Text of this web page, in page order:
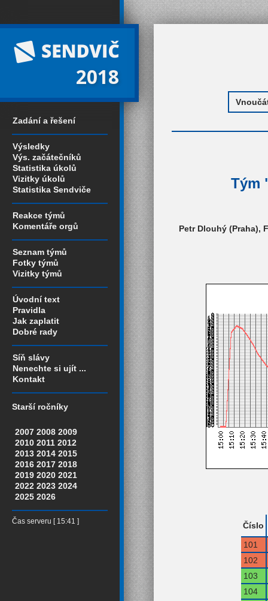
2018
Zadání a řešení
Výsledky
Výs. začátečníků
Statistika úkolů
Vizitky úkolů
Statistika Sendviče
Reakce týmů
Komentáře orgů
Seznam týmů
Fotky týmů
Vizitky týmů
Úvodní text
Pravidla
Jak zaplatit
Dobré rady
Síň slávy
Nenechte si ujít ...
Kontakt
Starší ročníky
2007 2008 2009
2010 2011 2012
2013 2014 2015
2016 2017 2018
2019 2020 2021
2022 2023 2024
2025 2026
Čas serveru [ 15:41 ]
Tým
Petr Dlouhý (Praha),
Číslo
101
102
103
104